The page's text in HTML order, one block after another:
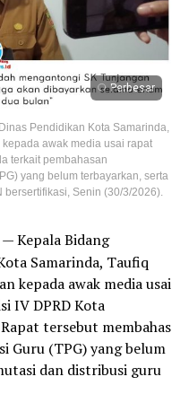
Perbesar
Pendidikan Kota Samarinda,
awak media usai rapat
terkait pembahasan
yang belum terbayarkan, serta
bersertifikasi, Senin (30/3/2026).
— Kepala Bidang
Samarinda, Taufiq
kepada awak media usai
IV DPRD Kota
tersebut membahas
Guru (TPG) yang belum
dan distribusi guru